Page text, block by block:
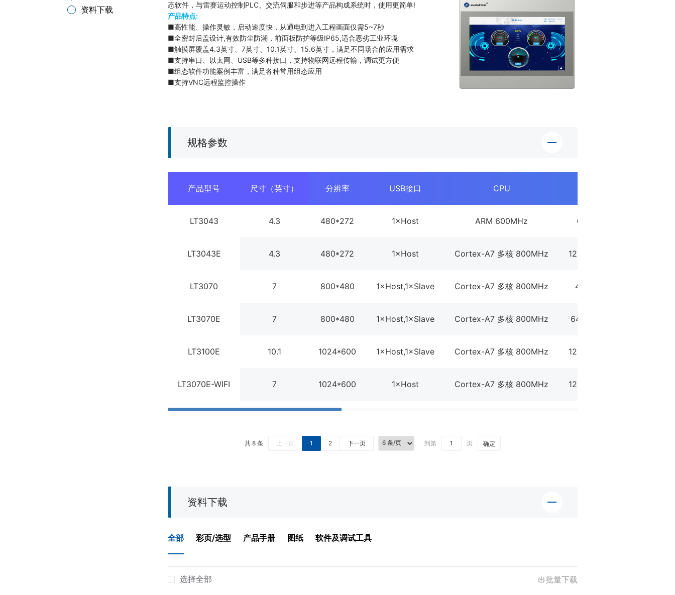
资料下载
态软件，与雷赛运动控制PLC、交流伺服和步进等产品构成系统时，使用更简单!
产品特点:
■高性能、操作灵敏，启动速度快，从通电到进入工程画面仅需5~7秒
■全密封后盖设计,有效防尘防潮，前面板防护等级IP65,适合恶劣工业环境
■触摸屏覆盖4.3英寸、7英寸、10.1英寸、15.6英寸，满足不同场合的应用需求
■支持串口、以太网、USB等多种接口，支持物联网远程传输，调试更方便
■组态软件功能案例丰富，满足各种常用组态应用
■支持VNC远程监控操作
规格参数
产品型号 尺寸（英寸） 分辨率 USB接口 CPU
LT3043 4.3 480*272 1×Host ARM 600MHz 64MB RAM+64MB
LT3043E 4.3 480*272 1×Host Cortex-A7 多核 800MHz 128MB RAM+128MB
LT3070 7 800*480 1×Host,1×Slave Cortex-A7 多核 800MHz 48M Flash + 128M
LT3070E 7 800*480 1×Host,1×Slave Cortex-A7 多核 800MHz 64MB RAM+128MB
LT3100E 10.1 1024*600 1×Host,1×Slave Cortex-A7 多核 800MHz 128MB RAM+128MB
LT3070E-WIFI 7 1024*600 1×Host Cortex-A7 多核 800MHz 128MB RAM+128MB
共 8 条 上一页 1 2 下一页 到第 页 确定
资料下载
全部 彩页/选型 产品手册 图纸 软件及调试工具
选择全部 批量下载